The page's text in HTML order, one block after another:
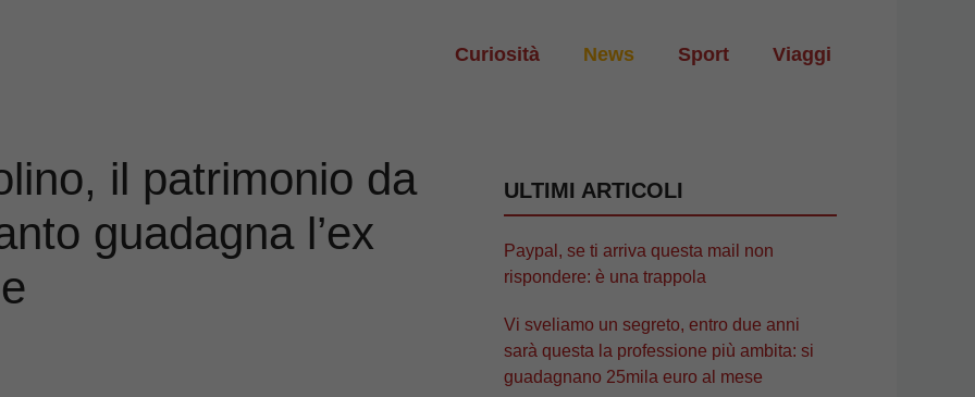
Curiosità News Sport Viaggi
il patrimonio da
guadagna l’ex
ULTIMI ARTICOLI
Paypal, se ti arriva questa mail non
rispondere: è una trappola
Vi sveliamo un segreto, entro due anni
sarà questa la professione più ambita: si
guadagnano 25mila euro al mese